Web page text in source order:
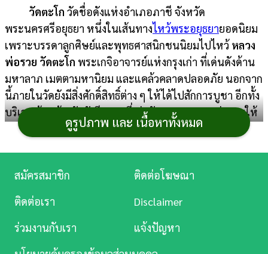
วัดตะโก วัดชื่อดังแห่งอำเภอภาชี จังหวัด
พระนครศรีอยุธยา หนึ่งในเส้นทางไหว้พระอยุธยายอดนิยม
เพราะบรรดาลูกศิษย์และพุทธศาสนิกชนนิยมไปไหว้ หลวง
พ่อรวย วัดตะโก พระเกจิอาจารย์แห่งกรุงเก่า ที่เด่นดังด้าน
มหาลาภ เมตตามหานิยม และแคล้วคลาดปลอดภัย นอกจาก
นี้ภายในวัดยังมีสิ่งศักดิ์สิทธิ์ต่าง ๆ ให้ได้ไปสักการบูชา อีกทั้ง
บริเวณด้านข้างวัดยังมีสถานที่เช่าวัตถุมงคลหลวงพ่อรวยให้
ได้บูชากันด้วย ความน่าสนใจของวัดตะโกยังมีอีกมาก ตาม
ดูรูปภาพ และ เนื้อหาทั้งหมด
การ
เงิน
การ
ศึกษา
บันเทิง
ดู
Music
สมัครสมาชิก
ติดต่อโฆษณา
ติดต่อเรา
Disclaimer
ร่วมงานกับเรา
แจ้งปัญหา